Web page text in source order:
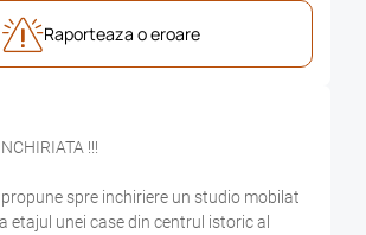
Raporteaza o eroare
!!!
propune spre inchiriere un studio mobilat
etajul unei case din centrul istoric al